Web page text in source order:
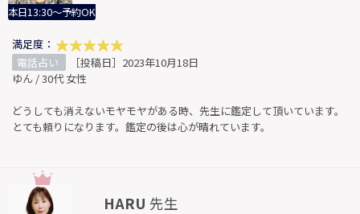
本日13:30～予約OK
満足度：
電話占い
［投稿日］2023年10月18日
ゆん / 30代 女性
どうしても消えないモヤモヤがある時、先生に鑑定して頂いています。
とても頼りになります。鑑定の後は心が晴れています。
HARU 先生